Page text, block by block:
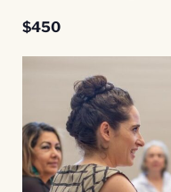
$450